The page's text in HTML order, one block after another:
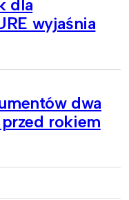
dla
wyjaśnia
dwa
rokiem